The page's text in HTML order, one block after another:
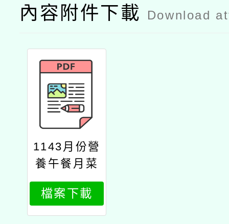
內容附件下載 Download
1143月份營
養午餐月菜
單
檔案下載